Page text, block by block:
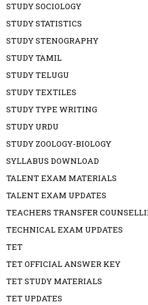
STUDY SOCIOLOGY
STUDY STATISTICS
STUDY STENOGRAPHY
STUDY TAMIL
STUDY TELUGU
STUDY TEXTILES
STUDY TYPE WRITING
STUDY URDU
STUDY ZOOLOGY-BIOLOGY
SYLLABUS DOWNLOAD
TALENT EXAM MATERIALS
TALENT EXAM UPDATES
TEACHERS TRANSFER
TECHNICAL EXAM UPDATES
TET
TET OFFICIAL ANSWER KEY
TET STUDY MATERIALS
TET UPDATES